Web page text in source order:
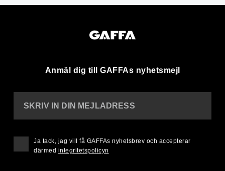
Anmäl dig till GAFFAs nyhetsmejl
SKRIV IN DIN MEJLADRESS
Ja tack, jag vill få GAFFAs nyhetsbrev och accepterar
därmed integritetspolicyn